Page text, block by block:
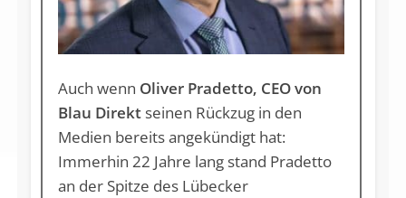
Auch wenn Oliver Pradetto, CEO von
Blau Direkt seinen Rückzug in den
Medien bereits angekündigt hat:
Immerhin 22 Jahre lang stand Pradetto
an der Spitze des Lübecker